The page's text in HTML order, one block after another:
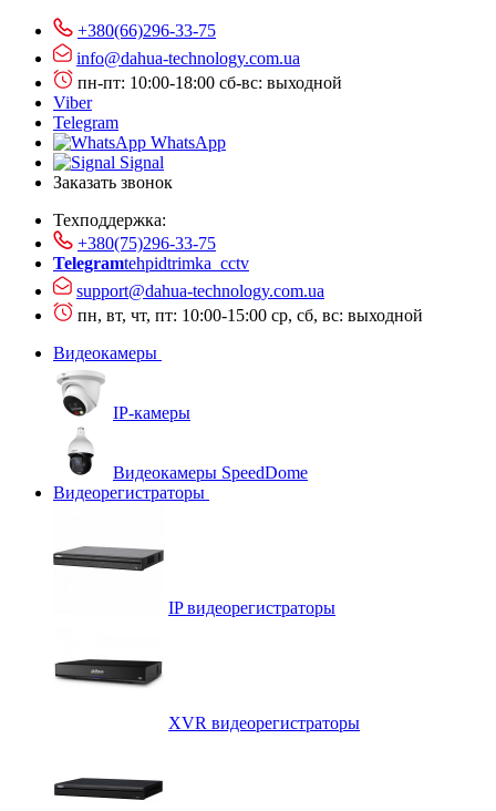
+380(66)296-33-75
info@dahua-technology.com.ua
пн-пт: 10:00-18:00 сб-вс: выходной
Viber
Telegram
WhatsApp
Signal
Заказать звонок
Техподдержка:
+380(75)296-33-75
Telegramtehpidtrimka_cctv
support@dahua-technology.com.ua
пн, вт, чт, пт: 10:00-15:00 ср, сб, вс: выходной
Видеокамеры
IP-камеры
Видеокамеры SpeedDome
Видеорегистраторы
IP видеорегистраторы
XVR видеорегистраторы